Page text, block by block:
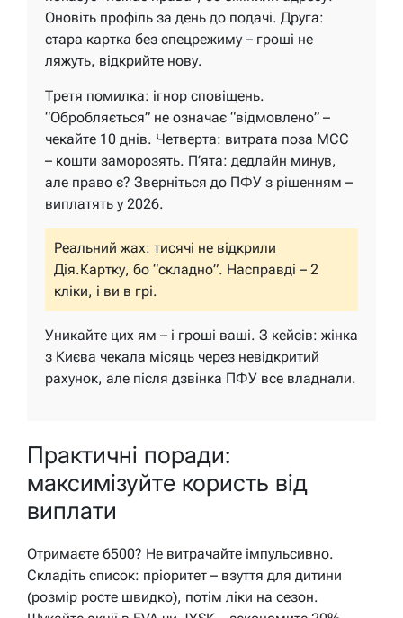
Оновіть профіль за день до подачі. Друга:
стара картка без спецрежиму – гроші не
ляжуть, відкрийте нову.
Третя помилка: ігнор сповіщень.
“Обробляється” не означає “відмовлено” –
чекайте 10 днів. Четверта: витрата поза МСС
– кошти заморозять. П’ята: дедлайн минув,
але право є? Зверніться до ПФУ з рішенням –
виплатять у 2026.
Реальний жах: тисячі не відкрили
Дія.Картку, бо “складно”. Насправді – 2
кліки, і ви в грі.
Уникайте цих ям – і гроші ваші. З кейсів: жінка
з Києва чекала місяць через невідкритий
рахунок, але після дзвінка ПФУ все владнали.
Практичні поради:
максимізуйте користь від
виплати
Отримаєте 6500? Не витрачайте імпульсивно.
Складіть список: пріоритет – взуття для дитини
(розмір росте швидко), потім ліки на сезон.